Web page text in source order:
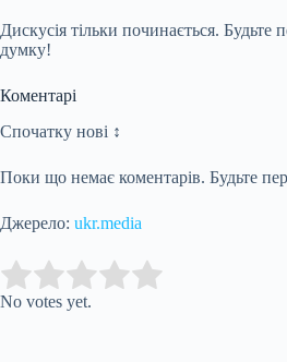
Дискусія тільки починається.
думку!
Коментарі
Спочатку нові ↕
Поки що немає коментарів. Будьте
Джерело: ukr.media
Rate this item:
No votes yet.